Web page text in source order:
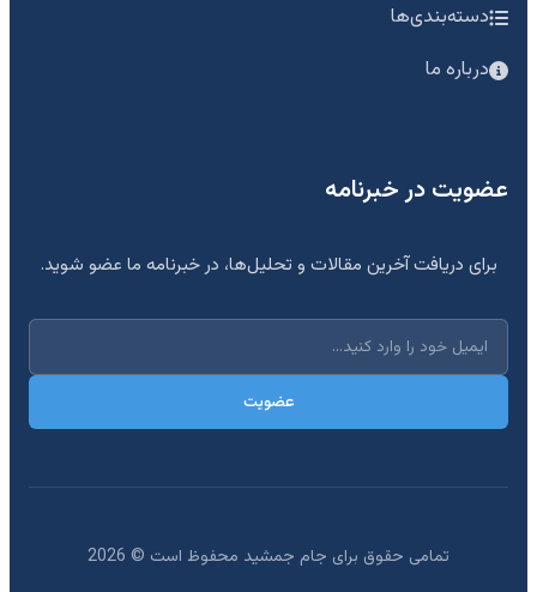
دسته‌بندی‌ها
درباره ما
عضویت در خبرنامه
برای دریافت آخرین مقالات و تحلیل‌ها، در خبرنامه ما عضو شوید.
عضویت
تمامی حقوق برای جام جمشید محفوظ است © 2026